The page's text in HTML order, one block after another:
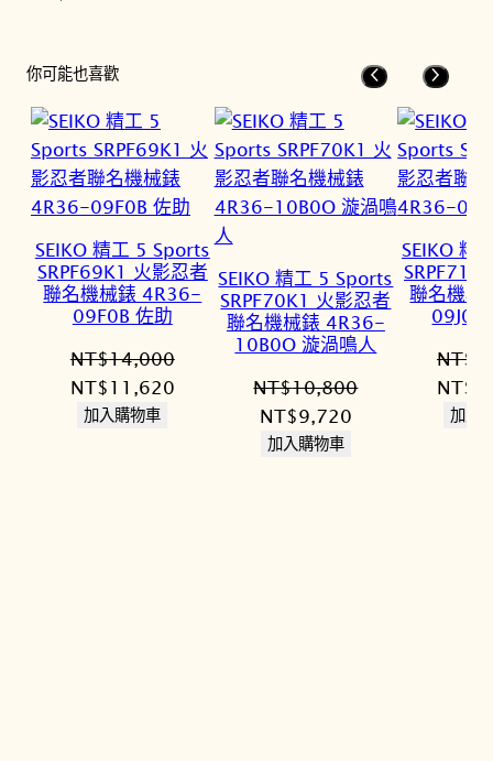
你可能也喜歡
SEIKO 精工 5 Sports
SRPF69K1 火影忍者
聯名機械錶 4R36-
09F0B 佐助
NT$14,000
原
始
NT$11,620目
加入購物車
SEIKO 精工 5 Sports
SRPF70K1 火影忍者
聯名機械錶 4R36-
10B0O 漩渦鳴人
NT$10,800
原
始
NT$9,720目
加入購物車
SEIKO 精
聯名機
09J0B
NT$
原
始
NT$
加入